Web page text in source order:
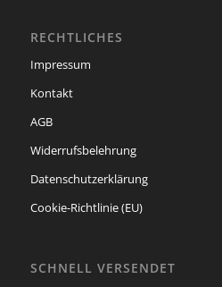
RECHTLICHES
Impressum
Kontakt
AGB
Widerrufsbelehrung
Datenschutzerklärung
Cookie-Richtlinie (EU)
SCHNELL VERSENDET